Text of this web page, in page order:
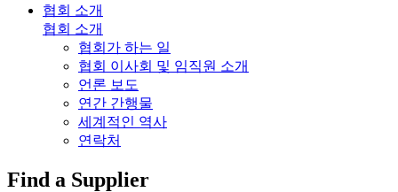
협회 소개
협회 소개
협회가 하는 일
협회 이사회 및 임직원 소개
언론 보도
연간 간행물
세계적인 역사
연락처
Find a Supplier